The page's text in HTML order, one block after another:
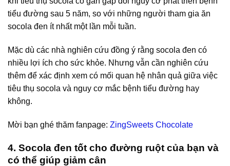
tiểu đường sau 5 năm, so với những người tham gia ăn
socola đen ít nhất một lần mỗi tuần.
Mặc dù các nhà nghiên cứu đồng ý rằng socola đen có
nhiều lợi ích cho sức khỏe. Nhưng vẫn cần nghiên cứu
thêm để xác định xem có mối quan hệ nhân quả giữa việc
tiêu thụ socola và nguy cơ mắc bệnh tiểu đường hay
không.
Mời bạn ghé thăm fanpage: ZingSweets Chocolate
4. Socola đen tốt cho đường ruột của bạn và
có thể giúp giảm cân